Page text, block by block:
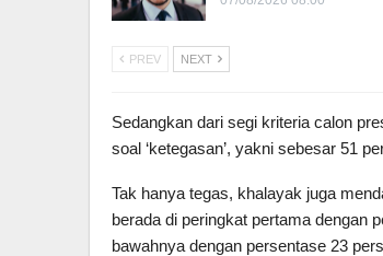
PREV NEXT
Sedangkan dari segi kriteria calon
soal ‘ketegasan’, yakni sebesar 51
Tak hanya tegas, khalayak juga
berada di peringkat pertama dengan
bawahnya dengan persentase 23